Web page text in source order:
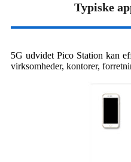
Typiske
5G udvidet Pico Station kan
virksomheder, kontorer,